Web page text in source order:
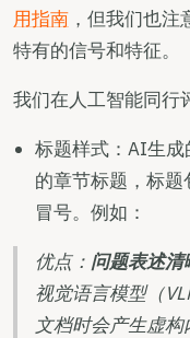
用指南 ，但我们也
特有的信号和特征。
我们在人工智能同行
标题样式：AI生成
的章节标题，标
冒号。例如：
优点： 问题表述清
视觉语言模型（
文档时会产生虚